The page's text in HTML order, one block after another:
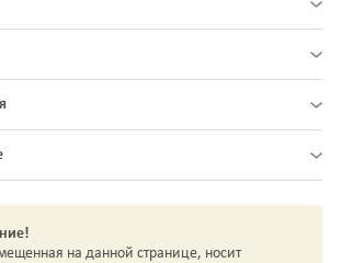
на данной странице, носит